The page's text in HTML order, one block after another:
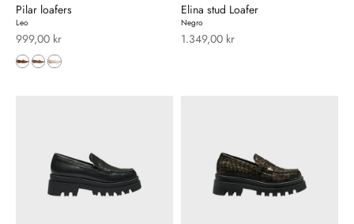
Pilar loafers
Leo
Salgspris
999,00 kr
Elina stud Loafer
Negro
Salgspris
1.349,00 kr